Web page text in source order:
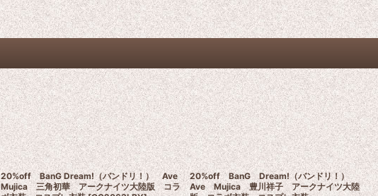
20%off BanG Dream!（バンドリ！） Ave
Mujica 三角初華 アークナイツ大陸版 コラ
20%off BanG Dream!（バンドリ！）
Ave Mujica 豊川祥子 アークナイツ大陸